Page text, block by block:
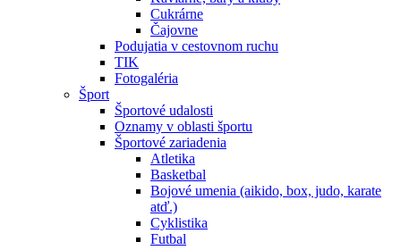
Cukrárne
Čajovne
Podujatia v cestovnom ruchu
TIK
Fotogaléria
Šport
Športové udalosti
Oznamy v oblasti športu
Športové zariadenia
Atletika
Basketbal
Bojové umenia (aikido, box, judo, karate
atď.)
Cyklistika
Futbal